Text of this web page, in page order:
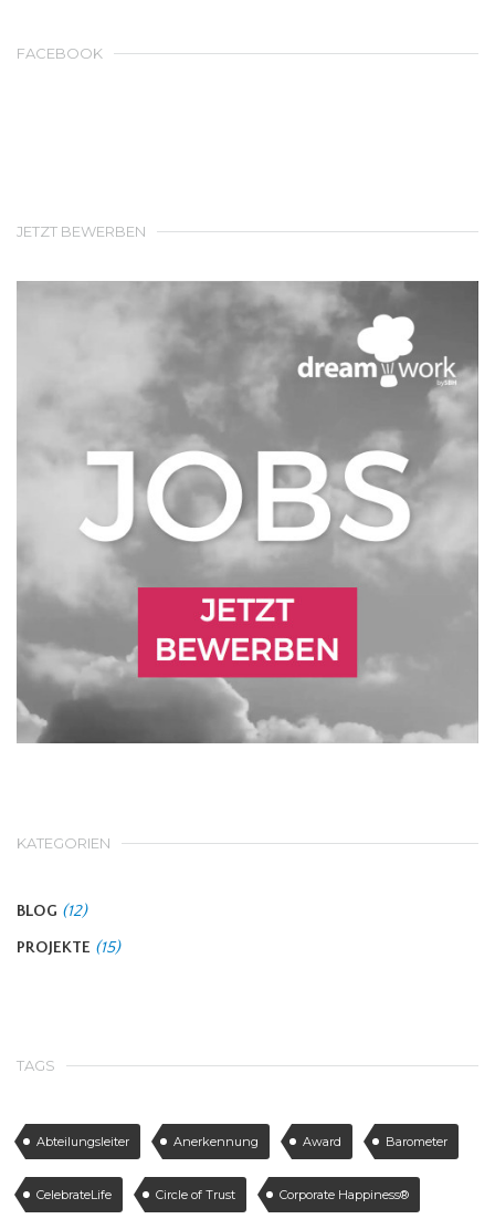
FACEBOOK
JETZT BEWERBEN
KATEGORIEN
BLOG (12)
PROJEKTE (15)
TAGS
Abteilungsleiter Anerkennung Award Barometer
CelebrateLife Circle of Trust Corporate Happiness®